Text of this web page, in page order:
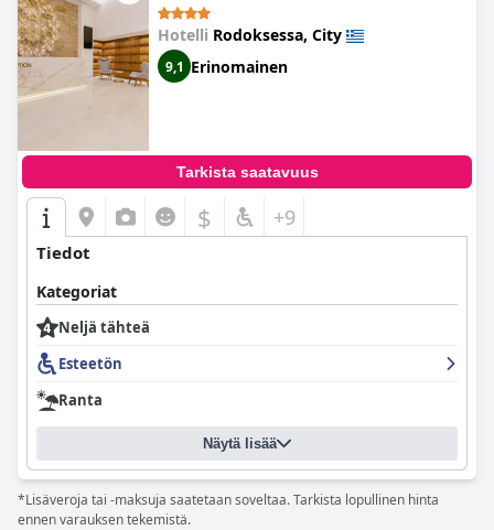
Hotelli Rodoksessa, City
9,1 Erinomainen
Tarkista saatavuus
$ +9
Tiedot
Kategoriat
Neljä tähteä
Esteetön
Ranta
Näytä lisää
*Lisäveroja tai -maksuja saatetaan soveltaa. Tarkista lopullinen hinta
ennen varauksen tekemistä.